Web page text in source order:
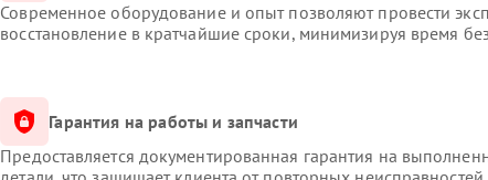
Современное оборудование и опыт позволяют провести
восстановление в кратчайшие сроки, минимизируя время
Гарантия на работы и запчасти
Предоставляется документированная гарантия на